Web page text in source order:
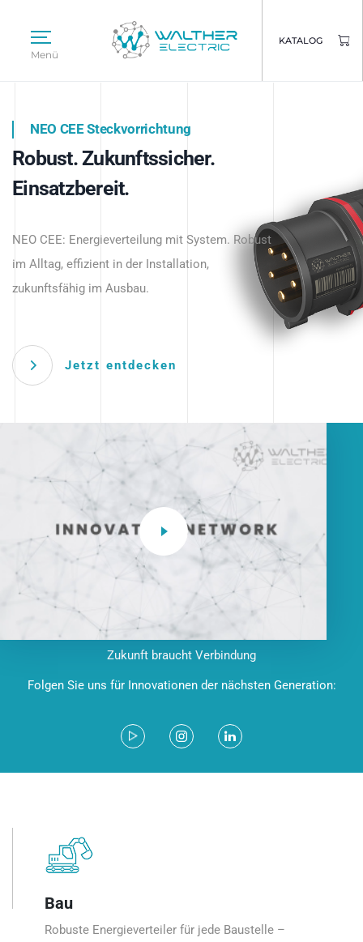
Menü
KATALOG
Intelligente Stromverteilung
beginnt hier.
NEO CEE Steckvorrichtung
Robust. Zukunftssicher.
Einsatzbereit.
NEO CEE: Energieverteilung mit System. Robust
im Alltag, effizient in der Installation,
zukunftsfähig im Ausbau.
Jetzt entdecken
Intelligenz trifft Energie.
Anwendungen – robust, IP-geschützt und
zukunftsfähig.
Zukunft braucht Verbindung
Folgen Sie uns für Innovationen der nächsten Generation:
Bau
Robuste Energieverteiler für jede Baustelle –